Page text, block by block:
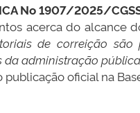
No 1907/2025/
acerca do alcance
de correição
da administração
publicação oficial na